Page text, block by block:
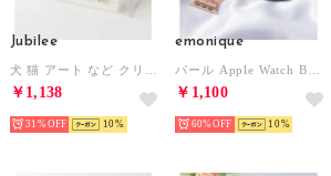
Jubilee
￥1,138
31% 10
emonique
￥1,100
60% 10